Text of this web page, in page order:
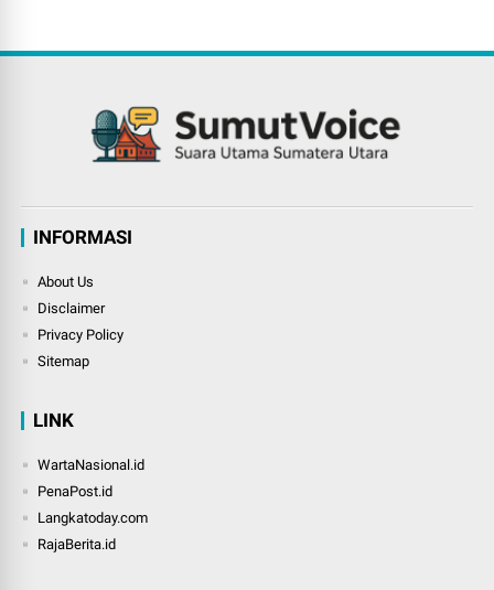
INFORMASI
About Us
Disclaimer
Privacy Policy
Sitemap
LINK
WartaNasional.id
PenaPost.id
Langkatoday.com
RajaBerita.id